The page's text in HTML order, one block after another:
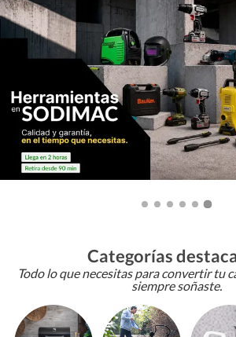
Categorías
Todo lo que necesitas para convertir tu
siempre soñaste.